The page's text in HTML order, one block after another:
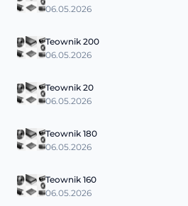
06.05.2026
Teownik 200
06.05.2026
Teownik 20
06.05.2026
Teownik 180
06.05.2026
Teownik 160
06.05.2026